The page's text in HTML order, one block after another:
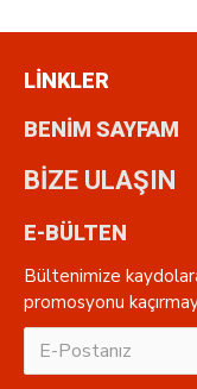
LİNKLER
BENİM SAYFAM
BİZE ULAŞIN
E-BÜLTEN
Bültenimize
promosyonu